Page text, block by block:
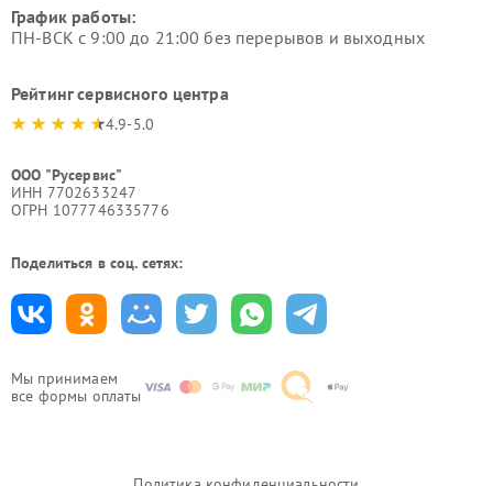
Мы принимаем
все формы оплаты
График работы:
ПН-ВСК с 9:00 до 21:00 без перерывов и выходных
Рейтинг сервисного центра
4.9-5.0
ООО "Русервис"
ИНН 7702633247
ОГРН 1077746335776
Поделиться в соц. сетях: